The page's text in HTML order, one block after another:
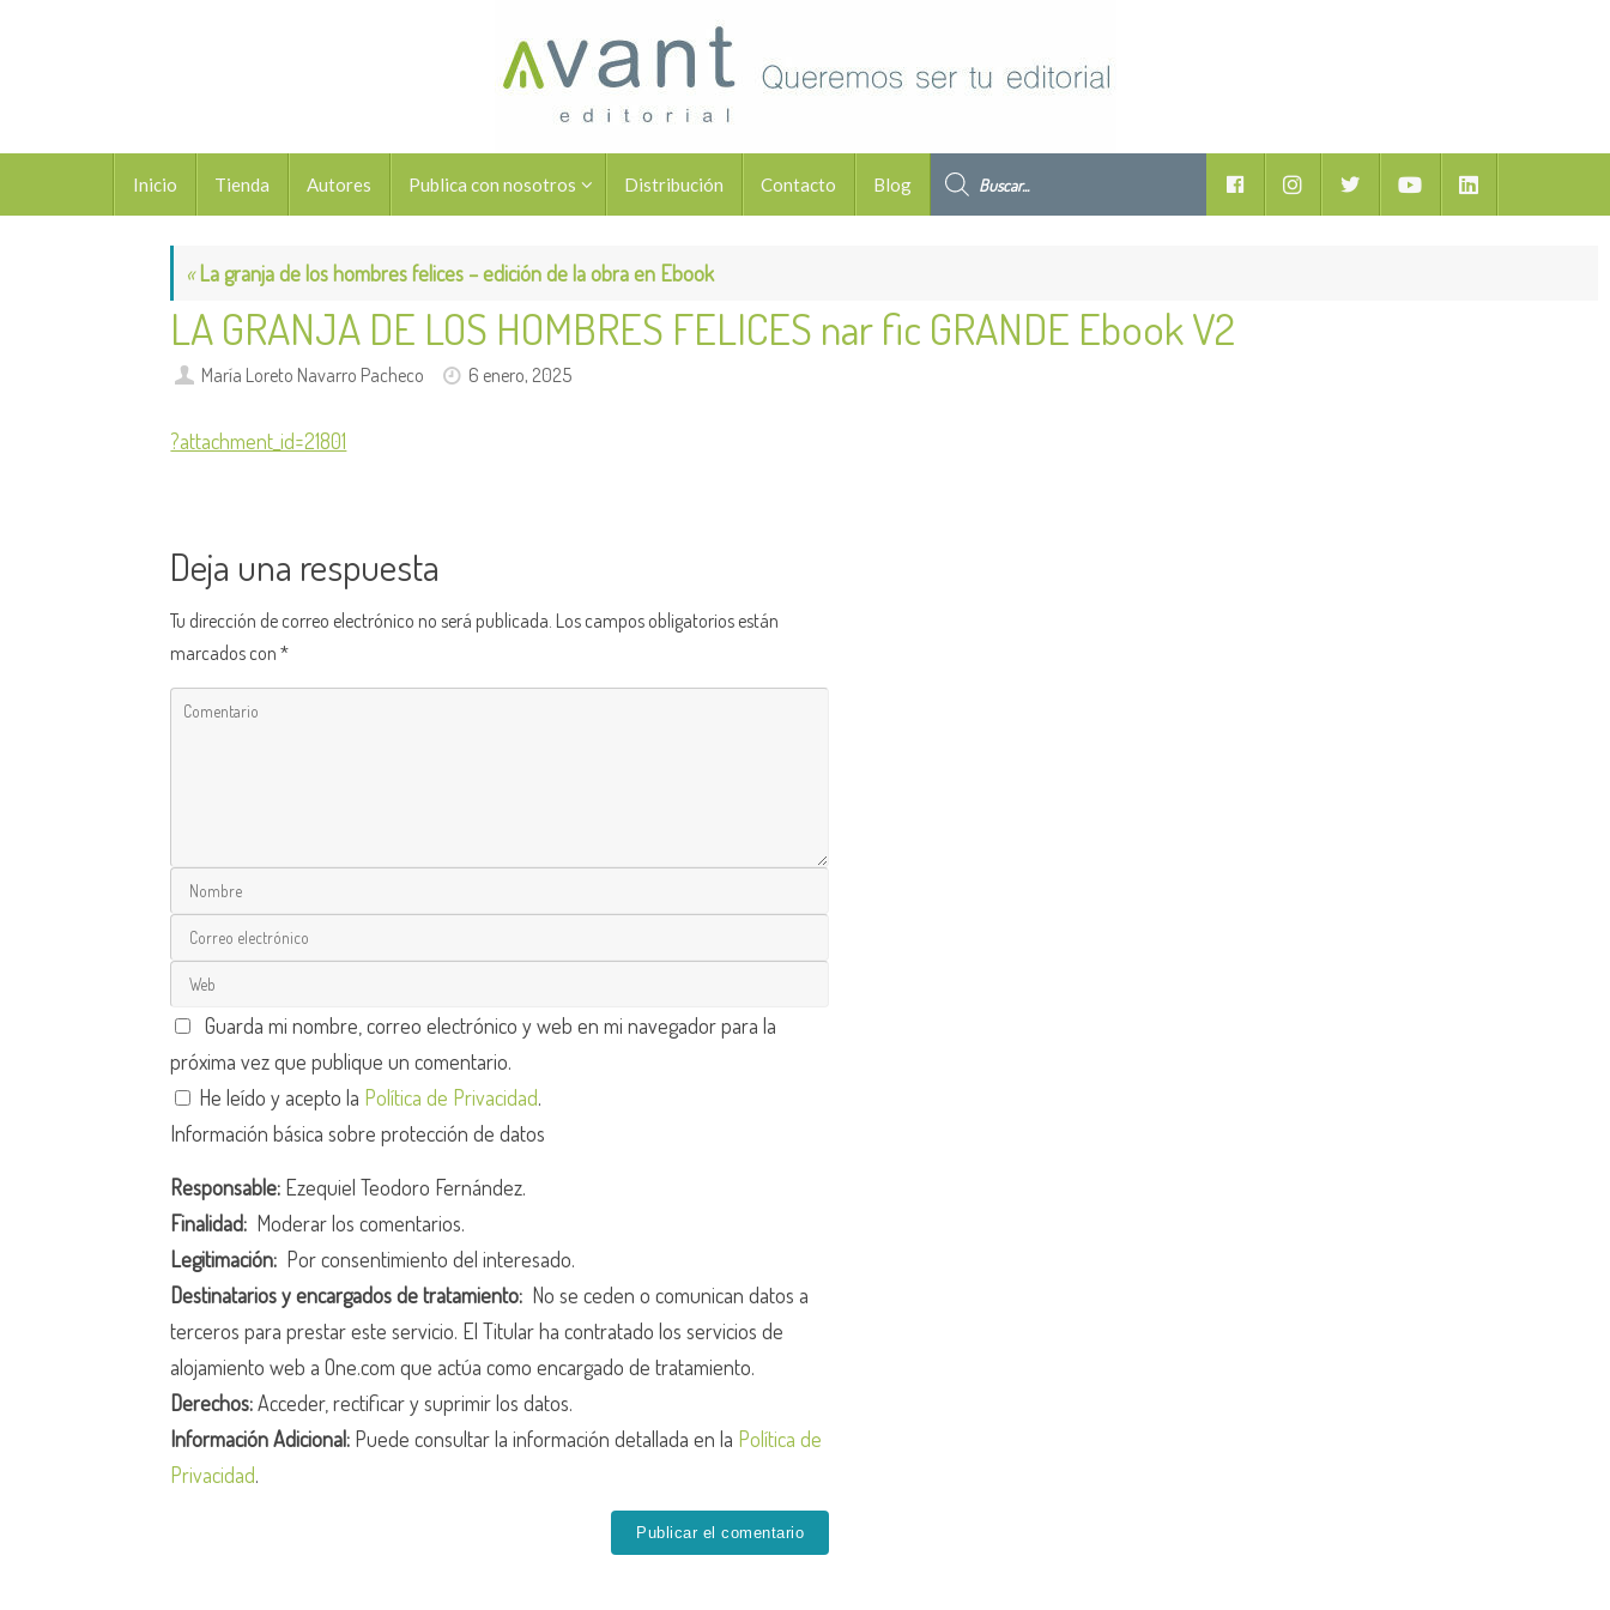
contenido
Inicio Tienda Autores Publica con nosotros Distribución Contacto Blog
Facebook YoutubeLinkedIn
«La granja de los hombres felices – edición de la obra en Ebook
LA GRANJA DE LOS HOMBRES FELICES nar fic GRANDE Ebook V2
María Loreto Navarro Pacheco 6 enero, 2025
?attachment_id=21801
Deja una respuesta
Tu dirección de correo electrónico no será publicada. Los campos obligatorios están
marcados con*
Guarda mi nombre, correo electrónico y web en mi navegador para la
próxima vez que publique un comentario.
He leído y acepto la Política de Privacidad.
Información básica sobre protección de datos
Responsable: Ezequiel Teodoro Fernández.
Finalidad: Moderar los comentarios.
Legitimación: Por consentimiento del interesado.
Destinatarios y encargados de tratamiento: No se ceden o comunican datos a
terceros para prestar este servicio. El Titular ha contratado los servicios de
alojamiento web a One.com que actúa como encargado de tratamiento.
Derechos:Acceder, rectificar y suprimir los datos.
Información Adicional: Puede consultar la información detallada en la Política de
Privacidad.